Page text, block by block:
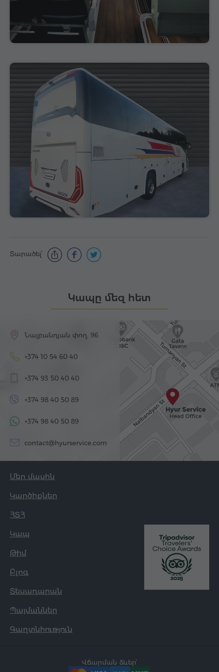
Տարածել՝
Կապը մեզ հետ
Նալբանդյան փող. 96
+374 10 54 60 40
+374 93 50 40 40
+374 98 40 50 89
+374 98 40 50 89
contact@hyurservice.com
Մեր մասին
Կարծիքներ
ՀՏՀ
Կապ
Թիմ
Բլոգ
Տեսադարան
Պայմաններ
Գաղտնիություն
Վճարման ձևեր՝